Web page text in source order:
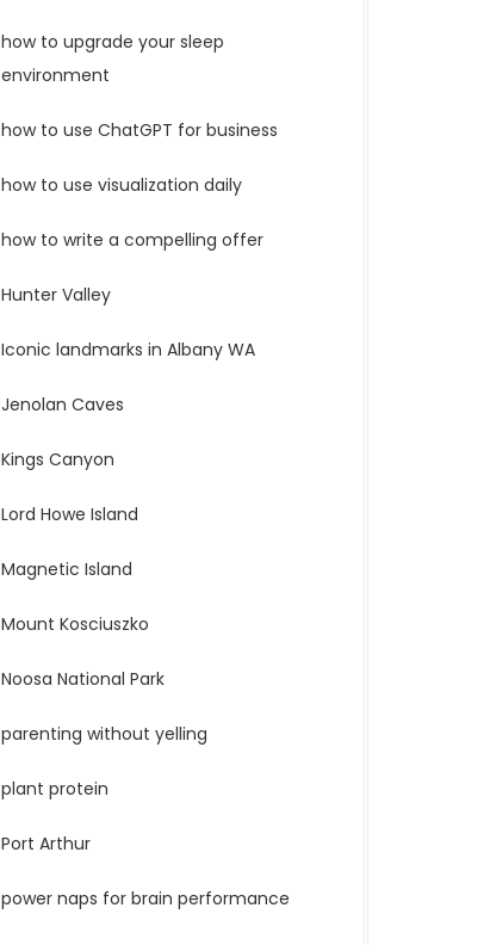
how to upgrade your sleep
environment
how to use ChatGPT for business
how to use visualization daily
how to write a compelling offer
Hunter Valley
Iconic landmarks in Albany WA
Jenolan Caves
Kings Canyon
Lord Howe Island
Magnetic Island
Mount Kosciuszko
Noosa National Park
parenting without yelling
plant protein
Port Arthur
power naps for brain performance